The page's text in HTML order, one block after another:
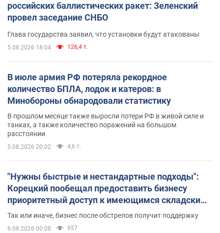
российских баллистических ракет: Зеленский
провел заседание СНБО
Глава государства заявил, что установки будут атакованы
5.08.2026 18:04 126,4 т.
В июле армия РФ потеряла рекордное
количество БПЛА, лодок и катеров: в
Минобороны обнародовали статистику
В прошлом месяце также выросли потери РФ в живой силе и
танках, а также количество поражений на большом
расстоянии
5.08.2026 20:02 4,6 т.
"Нужны быстрые и нестандартные подходы":
Корецкий пообещал предоставить бизнесу
приоритетный доступ к имеющимся складским
помещениям
Так или иначе, бизнес после обстрелов получит поддержку
6.08.2026 00:08 957